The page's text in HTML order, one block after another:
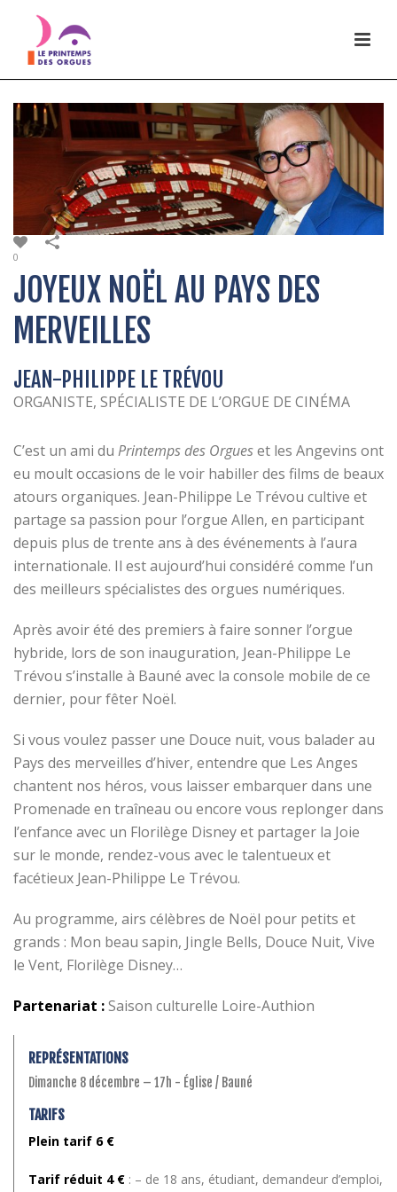
0
JOYEUX NOËL AU PAYS DES
MERVEILLES
JEAN-PHILIPPE LE TRÉVOU
ORGANISTE, SPÉCIALISTE DE L’ORGUE DE CINÉMA
C’est un ami du Printemps des Orgueset les Angevins ont
eu moult occasions de le voir habiller des films de beaux
atours organiques. Jean-Philippe Le Trévou cultive et
partage sa passion pour l’orgue Allen, en participant
depuis plus de trente ans à des événements à l’aura
internationale. Il est aujourd’hui considéré comme l’un
des meilleurs spécialistes des orgues numériques.
Après avoir été des premiers à faire sonner l’orgue
hybride, lors de son inauguration, Jean-Philippe Le
Trévou s’installe à Bauné avec la console mobile de ce
dernier, pour fêter Noël.
Si vous voulez passer une Douce nuit, vous balader au
Pays des merveilles d’hiver, entendre que Les Anges
chantent nos héros, vous laisser embarquer dans une
Promenade en traîneau ou encore vous replonger dans
l’enfance avec un Florilège Disney et partager la Joie
sur le monde, rendez-vous avec le talentueux et
facétieux Jean-Philippe Le Trévou.
Au programme, airs célèbres de Noël pour petits et
grands : Mon beau sapin, Jingle Bells, Douce Nuit, Vive
le Vent, Florilège Disney…
Partenariat :Saison culturelle Loire-Authion
REPRÉSENTATIONS
Dimanche 8 décembre – 17h - Église / Bauné
TARIFS
Plein tarif 6 €
Tarif réduit 4 € : – de 18 ans, étudiant, demandeur d’emploi,